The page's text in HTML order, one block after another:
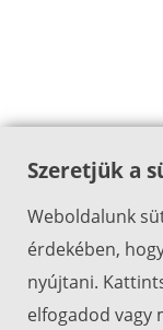
Szeretjük a
Weboldalunk
érdekében,
nyújtani.
elfogadod vagy